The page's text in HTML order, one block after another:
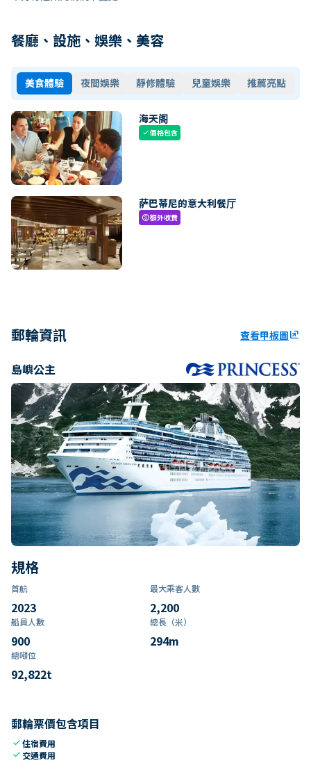
餐廳、設施、娛樂、美容
美食體驗 夜間娛樂 靜修體驗 兒童娛樂 推薦亮點
海天阁
check價格包含
萨巴蒂尼的意大利餐厅
paid額外收費
郵輪資訊 查看甲板圖ungroup
島嶼公主
規格
首航
2023
最大乘客人數
2,200
船員人數
900
總長（米）
294m
總噸位
92,822t
郵輪票價包含項目
check住宿費用
check 交通費用